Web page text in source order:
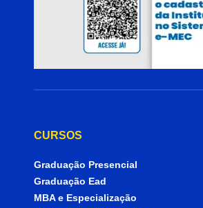
CURSOS
Graduação Presencial
Graduação Ead
MBA e Especialização